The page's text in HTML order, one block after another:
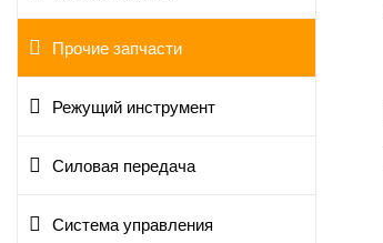
Прочие запчасти
Режущий инструмент
Силовая передача
Система управления